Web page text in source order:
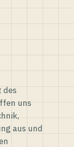
des
uns
aus und